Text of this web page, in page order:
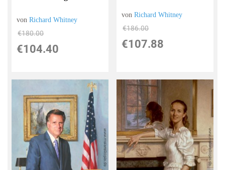
vonRichard Whitney
€180.00
€104.40
vonRichard Whitney
€186.00
€107.88